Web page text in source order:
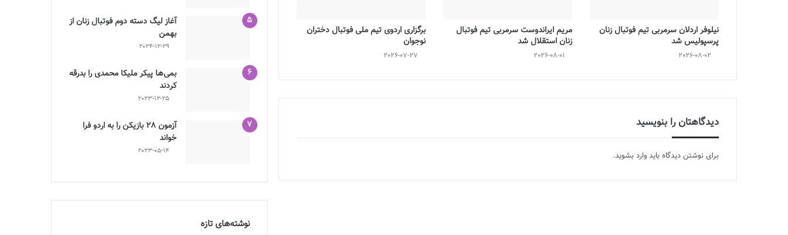
نیلوفر اردلان سرمربی تیم فوتبال زنان
پرسپولیس شد
2026-08-02
مریم ایراندوست سرمربی تیم فوتبال
زنان استقلال شد
2026-08-01
برگزاری اردوی تیم ملی فوتبال دختران
نوجوان
2026-07-27
دیدگاهتان را بنویسید
برای نوشتن دیدگاه باید وارد بشوید.
آغاز لیگ دسته دوم فوتبال زنان از
بهمن
2024-12-29
بمی‌ها پیکر ملیکا محمدی را بدرقه
کردند
2023-12-25
آزمون 28 بازیکن را به اردو فرا
خواند
2023-05-14
نوشته‌های تازه